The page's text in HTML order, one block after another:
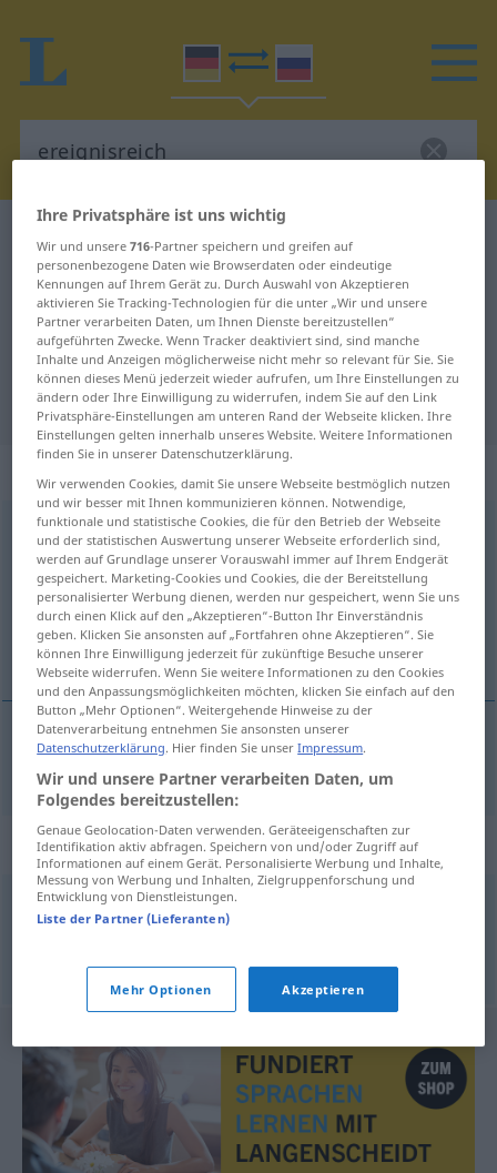
Deutsch-Russisch Übersetzung für
"ereignisreich"
"ereignisreich" Russisch
Übersetzung
„ereignisreich“
ereignisreich
Übersicht aller Übersetzungen
(Für mehr Details die Übersetzung anklicken/antippen)
богатый событиями
событиями
Synonyme für "ereignisreich"
abenteuerlich
© OpenThesaurus.de
Ihre Privatsphäre ist uns wichtig
Wir und unsere716-Partner speichern und greifen auf
personenbezogene Daten wie Browserdaten oder eindeutige
Kennungen auf Ihrem Gerät zu. Durch Auswahl von Akzeptieren
aktivieren Sie Tracking-Technologien für die unter „Wir und unsere
Partner verarbeiten Daten, um Ihnen Dienste bereitzustellen“
aufgeführten Zwecke. Wenn Tracker deaktiviert sind, sind manche
Inhalte und Anzeigen möglicherweise nicht mehr so relevant für Sie. Sie
können dieses Menü jederzeit wieder aufrufen, um Ihre Einstellungen zu
ändern oder Ihre Einwilligung zu widerrufen, indem Sie auf den Link
Privatsphäre-Einstellungen am unteren Rand der Webseite klicken. Ihre
Einstellungen gelten innerhalb unseres Website. Weitere Informationen
finden Sie in unserer Datenschutzerklärung.
Wir verwenden Cookies, damit Sie unsere Webseite bestmöglich nutzen
und wir besser mit Ihnen kommunizieren können. Notwendige,
funktionale und statistische Cookies, die für den Betrieb der Webseite
und der statistischen Auswertung unserer Webseite erforderlich sind,
werden auf Grundlage unserer Vorauswahl immer auf Ihrem Endgerät
gespeichert. Marketing-Cookies und Cookies, die der Bereitstellung
personalisierter Werbung dienen, werden nur gespeichert, wenn Sie uns
durch einen Klick auf den „Akzeptieren“-Button Ihr Einverständnis
geben. Klicken Sie ansonsten auf „Fortfahren ohne Akzeptieren“. Sie
können Ihre Einwilligung jederzeit für zukünftige Besuche unserer
Webseite widerrufen. Wenn Sie weitere Informationen zu den Cookies
und den Anpassungsmöglichkeiten möchten, klicken Sie einfach auf den
Button „Mehr Optionen“. Weitergehende Hinweise zu der
Datenverarbeitung entnehmen Sie ansonsten unserer
Datenschutzerklärung. Hier finden Sie unserImpressum.
Wir und unsere Partner verarbeiten Daten, um
Folgendes bereitzustellen:
Genaue Geolocation-Daten verwenden. Geräteeigenschaften zur
Identifikation aktiv abfragen. Speichern von und/oder Zugriff auf
Informationen auf einem Gerät. Personalisierte Werbung und Inhalte,
Messung von Werbung und Inhalten, Zielgruppenforschung und
Entwicklung von Dienstleistungen.
Liste der Partner (Lieferanten)
Mehr Optionen Akzeptieren